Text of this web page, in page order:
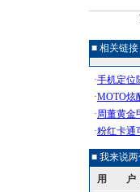
■ 相关链接
■ 我来说两
用 户